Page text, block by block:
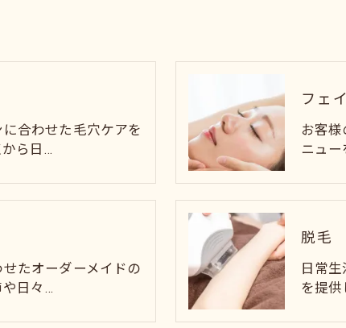
合わせた毛穴ケアを
ら日…
フェ
お客
ニュ
たオーダーメイドの
や日々…
脱毛
日常
を提